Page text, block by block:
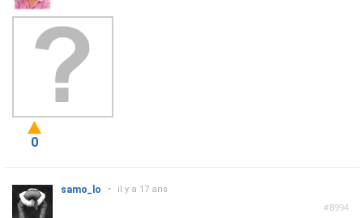
0
#8994
samo_lo • il y a 17 ans